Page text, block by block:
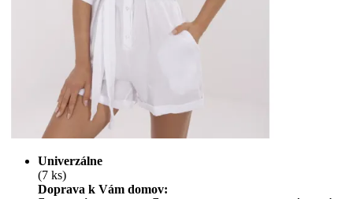
Univerzálne
(7 ks)
Doprava k Vám domov: